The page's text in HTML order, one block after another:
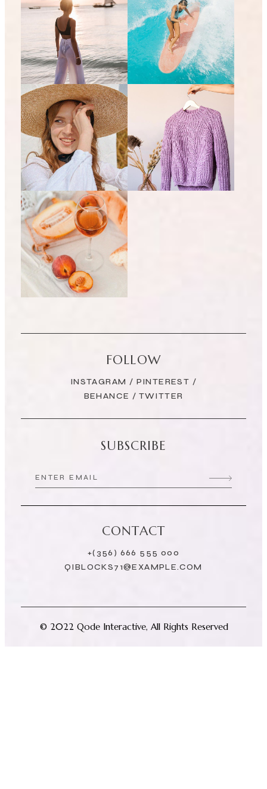
FOLLOW
INSTAGRAM / PINTEREST /
BEHANCE / TWITTER
SUBSCRIBE
CONTACT
+(356) 666 555 000
QIBLOCKS71@EXAMPLE.COM
© 2022 Qode Interactive, All Rights Reserved